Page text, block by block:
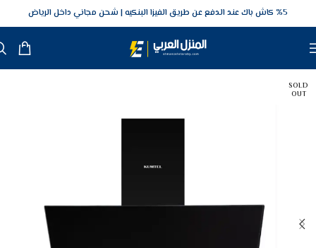
5‎% كاش باك عند الدفع عن طريق الفيزا البنكيه شحن مجاني داخل الرياض
SOLD
OUT